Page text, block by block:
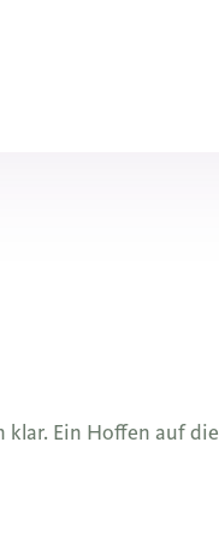
klar. Ein Hoffen auf die